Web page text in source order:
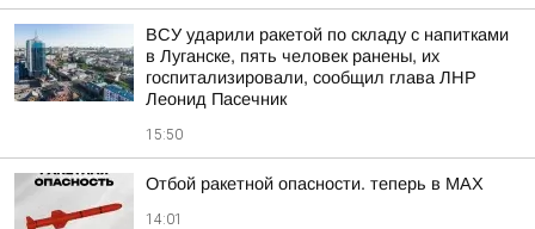
ВСУ ударили ракетой по складу с напитками
в Луганске, пять человек ранены, их
госпитализировали, сообщил глава ЛНР
Леонид Пасечник
15:50
Отбой ракетной опасности. теперь в MAX
14:01